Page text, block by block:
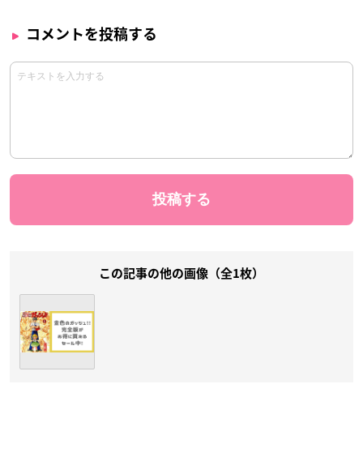
コメントを投稿する
この記事の他の画像（全1枚）